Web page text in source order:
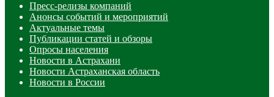
Пресс-релизы компаний
Анонсы событий и мероприятий
Актуальные темы
Публикации статей и обзоры
Опросы населения
Новости в Астрахани
Новости Астраханская область
Новости в России